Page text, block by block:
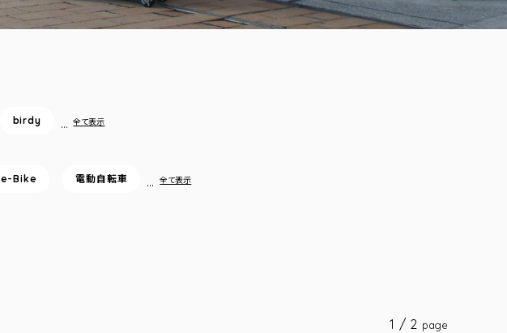
birdy … 全て表示
e-Bike 電動自転車 … 全て表示
1 / 2 page